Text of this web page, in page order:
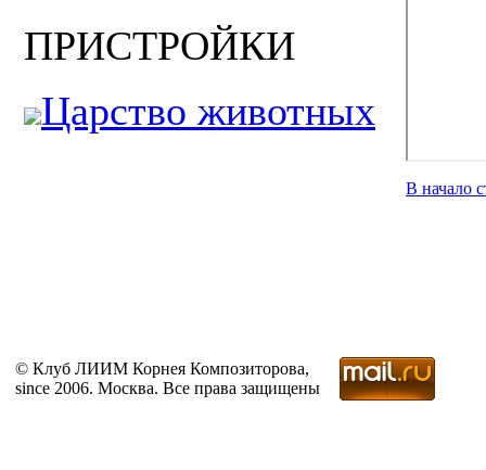
ПРИСТРОЙКИ
Царство животных
В начало
© Клуб ЛИИМ Корнея Композиторова,
since 2006. Москва. Все права защищены